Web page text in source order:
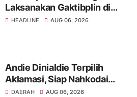
Laksanakan Gaktibplin di
Polsek Indralaya, Tingkatkan
HEADLINE AUG 06, 2026
Andie Dinialdie Terpilih
Aklamasi, Siap Nahkodai
Golkar Sumsel dengan
DAERAH AUG 06, 2026